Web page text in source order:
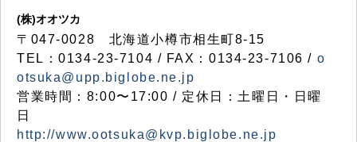
(株)オオツカ
〒047-0028 北海道小樽市相生町8-15
TEL：0134-23-7104 / FAX：0134-23-7106 / o
otsuka@upp.biglobe.ne.jp
営業時間：8:00〜17:00 / 定休日：土曜日・日曜
日
http://www.ootsuka@kvp.biglobe.ne.jp